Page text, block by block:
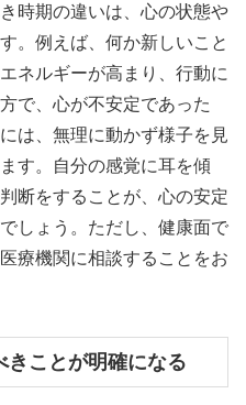
時期の違いは、心の状態や
。例えば、何か新しいこと
ネルギーが高まり、行動に
で、心が不安定であった
は、無理に動かず様子を見
す。自分の感覚に耳を傾
断をすることが、心の安定
しょう。ただし、健康面で
療機関に相談することをお
きことが明確になる